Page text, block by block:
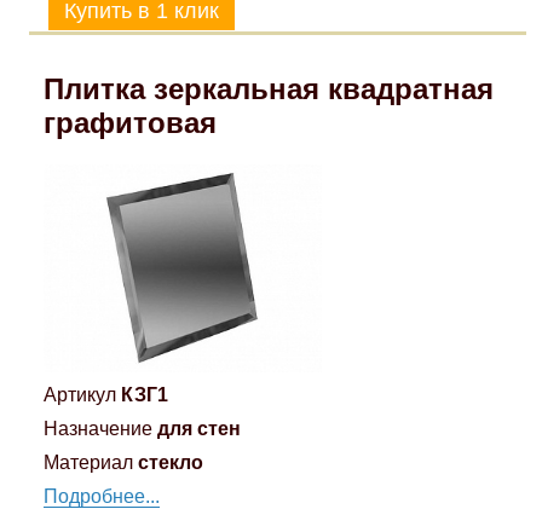
Плитка зеркальная квадратная
графитовая
Артикул КЗГ1
Назначение для стен
Материал стекло
Подробнее...